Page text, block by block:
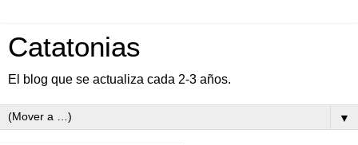
Catatonias
El blog que se actualiza cada 2-3 años.
▼